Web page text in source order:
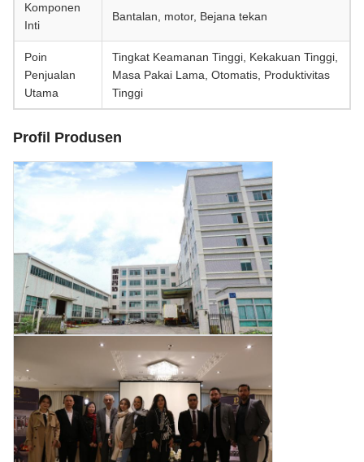
Komponen
Inti
Bantalan, motor, Bejana tekan
Poin
Penjualan
Utama
Tingkat Keamanan Tinggi, Kekakuan Tinggi,
Masa Pakai Lama, Otomatis, Produktivitas
Tinggi
Profil Produsen